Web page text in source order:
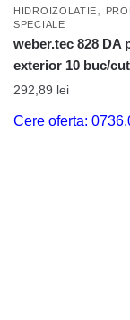
HIDROIZOLATIE,
SPECIALE
weber.tec 828 DA
exterior 10 buc/
292,89 lei
Cere oferta: